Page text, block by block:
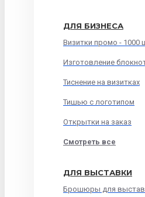
ДЛЯ БИЗНЕСА
Визитки промо - 1000
Изготовление
Тиснение на визитках
Тишью с логотипом
Открытки на заказ
Смотреть все
ДЛЯ ВЫСТАВКИ
Брошюры для